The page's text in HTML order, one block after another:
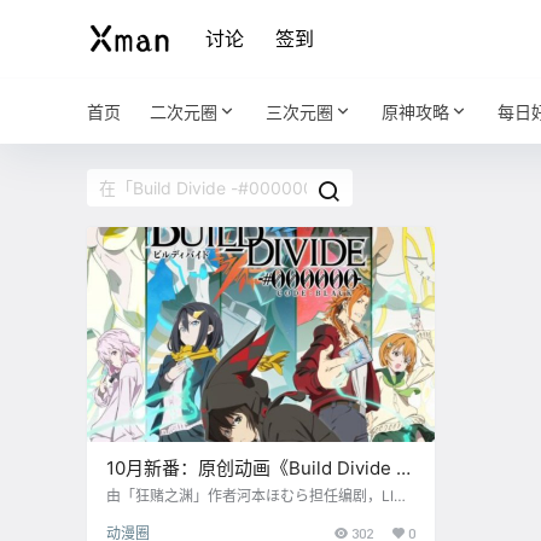
讨论 签到
首页 二次元圈 三次元圈 原神攻略 每日
10月新番：原创动画《Build Divide -
#000000-》公开视觉图
由「狂赌之渊」作者河本ほむら担任编剧，LIDE
00000-》公开正式视觉图，本作第1季度今年1
动漫圈 302 0